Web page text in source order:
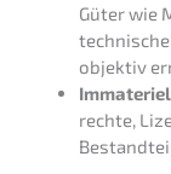
Güter wie
objek­tiv
rech­te,